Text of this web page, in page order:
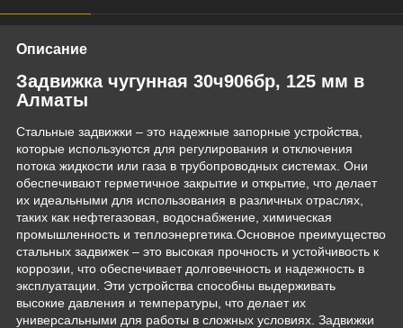
Описание
Задвижка чугунная 30ч906бр, 125 мм в
Алматы
Стальные задвижки – это надежные запорные устройства,
которые используются для регулирования и отключения
потока жидкости или газа в трубопроводных системах. Они
обеспечивают герметичное закрытие и открытие, что делает
их идеальными для использования в различных отраслях,
таких как нефтегазовая, водоснабжение, химическая
промышленность и теплоэнергетика.Основное преимущество
стальных задвижек – это высокая прочность и устойчивость к
коррозии, что обеспечивает долговечность и надежность в
эксплуатации. Эти устройства способны выдерживать
высокие давления и температуры, что делает их
универсальными для работы в сложных условиях. Задвижки